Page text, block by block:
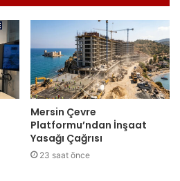
Mersin Çevre
Platformu’ndan İnşaat
Yasağı Çağrısı
23 saat önce